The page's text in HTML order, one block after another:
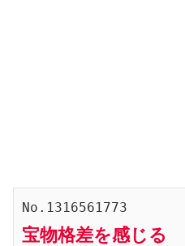
No.1316561773
宝物格差を感じる